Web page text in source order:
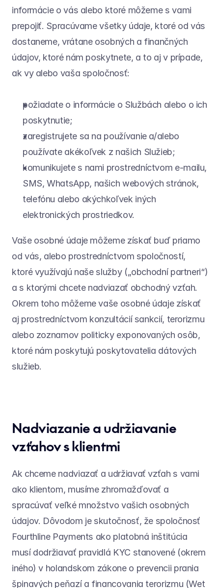
informácie o vás alebo ktoré môžeme s vami
prepojiť. Spracúvame všetky údaje, ktoré od vás
dostaneme, vrátane osobných a finančných
údajov, ktoré nám poskytnete, a to aj v prípade,
ak vy alebo vaša spoločnosť:
požiadate o informácie o Službách alebo o ich
poskytnutie;
zaregistrujete sa na používanie a/alebo
používate akékoľvek z našich Služieb;
komunikujete s nami prostredníctvom e-mailu,
SMS, WhatsApp, našich webových stránok,
telefónu alebo akýchkoľvek iných
elektronických prostriedkov.
Vaše osobné údaje môžeme získať buď priamo
od vás, alebo prostredníctvom spoločností,
ktoré využívajú naše služby („obchodní partneri“)
a s ktorými chcete nadviazať obchodný vzťah.
Okrem toho môžeme vaše osobné údaje získať
aj prostredníctvom konzultácií sankcií, terorizmu
alebo zoznamov politicky exponovaných osôb,
ktoré nám poskytujú poskytovatelia dátových
služieb.
Nadviazanie a udržiavanie
vzťahov s klientmi
Ak chceme nadviazať a udržiavať vzťah s vami
ako klientom, musíme zhromažďovať a
spracúvať veľké množstvo vašich osobných
údajov. Dôvodom je skutočnosť, že spoločnosť
Fourthline Payments ako platobná inštitúcia
musí dodržiavať pravidlá KYC stanovené (okrem
iného) v holandskom zákone o prevencii prania
špinavých peňazí a financovania terorizmu (Wet